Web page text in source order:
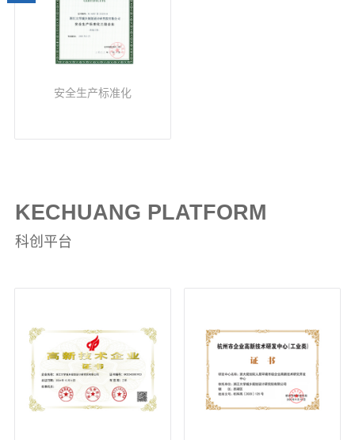
安全生产标准化
KECHUANG PLATFORM
科创平台